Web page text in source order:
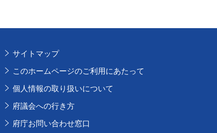
サイトマップ
このホームページのご利用にあたって
個人情報の取り扱いについて
府議会への行き方
府庁お問い合わせ窓口